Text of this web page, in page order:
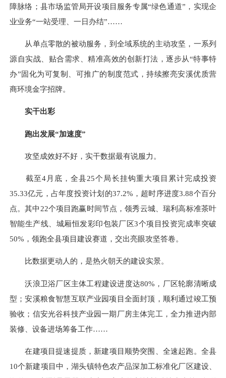
障脉络；县市场监管局开设项目服务专属“绿色通道”，实现企
业业务“一站受理、一日办结”……
从单点零散的被动服务，到全域系统的主动攻坚，一系列
源自实战、贴合需求、精准高效的创新打法，逐步从“特事特
办”固化为可复制、可推广的制度范式，持续擦亮安溪优质营
商环境金字招牌。
实干出彩
跑出发展“加速度”
攻坚成效好不好，实干数据最有说服力。
截至4月底，全县25个局长挂钩重大项目累计完成投资
35.33亿元，占年度投资计划的37.2%，超时序进度3.88个百分
点。其中22个项目跑赢时间节点，领秀云城、瑞利高标准茶叶
智能生产线、城厢恒发彩印包装厂区3个项目投资完成率突破
50%，领跑全县项目建设赛道，交出亮眼攻坚答卷。
比数据更动人的，是热火朝天的建设实景。
沃浪卫浴厂区主体工程建设进度达80%，厂区轮廓清晰成
型；安溪粮食智慧互联产业园项目全面封顶，顺利通过竣工预
验收；信安光谷科技产业园一期厂房主体完工，全力推进内部
装修、设备进场筹备工作……
在建项目提速提质，新建项目顺势突围、全速起跑。全县
10个新建项目中，湖头镇特色农产品深加工标准化厂区建设、